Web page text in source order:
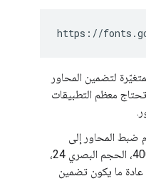
https://
لتضمين المحاور
معظم التطبيقات
المحاور إلى
تحميل خط ثابت تلقائي (الوزن 400، الحجم البصري 24،
50، الدرجة 0، التعبئة 0). عادة ما يكون تضمين